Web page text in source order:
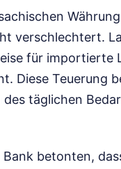
verschlechtert.
für importierte
Diese Teuerung
des täglichen
betonten,